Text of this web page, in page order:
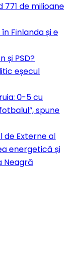
771 de milioane
Finlanda și e
și PSD?
eșecul
0-5 cu
spune
de Externe al
energetică și
Neagră